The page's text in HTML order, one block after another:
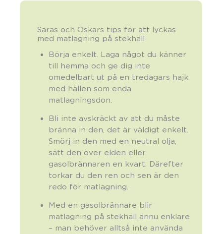
Saras och Oskars tips för att lyckas
med matlagning på stekhäll
Börja enkelt. Laga något du känner
till hemma och ge dig inte
omedelbart ut på en tredagars hajk
med hällen som enda
matlagningsdon.
Bli inte avskräckt av att du måste
bränna in den, det är väldigt enkelt.
Smörj in den med en neutral olja,
sätt den över elden eller
gasolbrännaren en kvart. Därefter
torkar du den ren och sen är den
redo för matlagning.
Med en gasolbrännare blir
matlagning på stekhäll ännu enklare
– man behöver alltså inte använda